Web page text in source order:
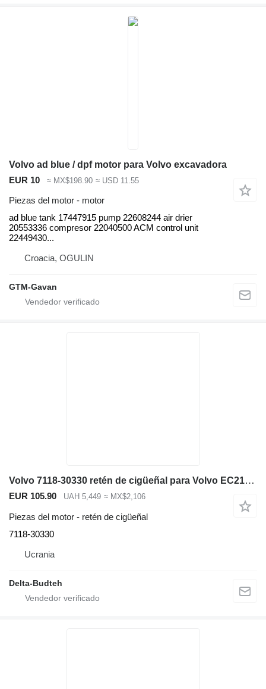
Volvo ad blue / dpf motor para Volvo excavadora
EUR 10
≈ MX$198.90 ≈ USD 11.55
Piezas del motor - motor
ad blue tank 17447915 pump 22608244 air drier
20553336 compresor 22040500 ACM control unit
22449430...
Croacia, OGULIN
GTM-Gavan
Volvo 7118-30330 retén de cigüeñal para Volvo EC210 LC excavadora
EUR 105.90 UAH 5,449 ≈ MX$2,106
Piezas del motor - retén de cigüeñal
7118-30330
Ucrania
Delta-Budteh